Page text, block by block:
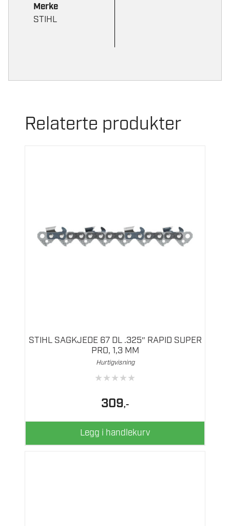
Merke
STIHL
Relaterte produkter
STIHL SAGKJEDE 67 DL .325″ RAPID SUPER
PRO, 1,3 MM
Hurtigvisning
★★★★★
309,-
Legg i handlekurv